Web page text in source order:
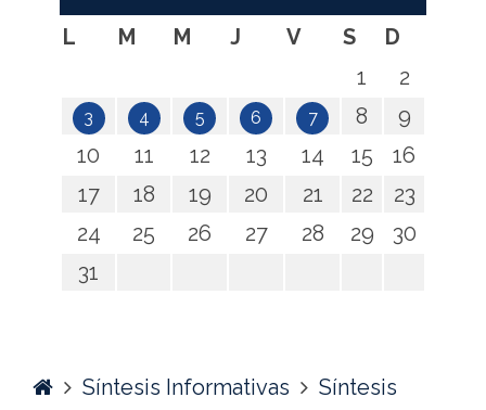
L
M M J V S
D
1
2
3 4 5 6 7 8
9
10
11 12 13 14 15
16
17
18 19 20 21 22
23
24
25 26 27 28 29
30
31
HomeSíntesis Informativas
Síntesis